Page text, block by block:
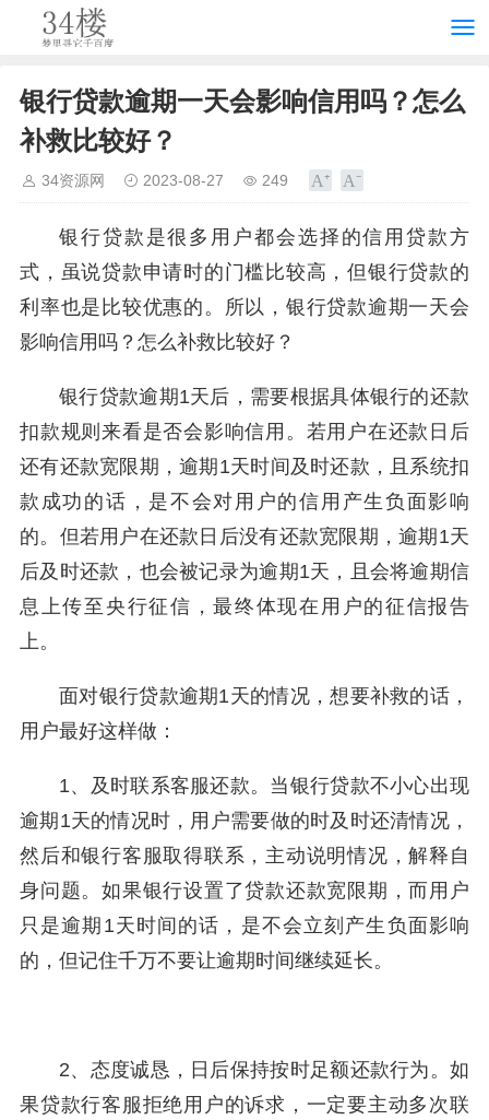
银行贷款逾期一天会影响信用吗？怎么
补救比较好？
34资源网 2023-08-27 249
银行贷款是很多用户都会选择的信用贷款方
式，虽说贷款申请时的门槛比较高，但银行贷款的
利率也是比较优惠的。所以，银行贷款逾期一天会
影响信用吗？怎么补救比较好？
银行贷款逾期1天后，需要根据具体银行的还款
扣款规则来看是否会影响信用。若用户在还款日后
还有还款宽限期，逾期1天时间及时还款，且系统扣
款成功的话，是不会对用户的信用产生负面影响
的。但若用户在还款日后没有还款宽限期，逾期1天
后及时还款，也会被记录为逾期1天，且会将逾期信
息上传至央行征信，最终体现在用户的征信报告
上。
面对银行贷款逾期1天的情况，想要补救的话，
用户最好这样做：
1、及时联系客服还款。当银行贷款不小心出现
逾期1天的情况时，用户需要做的时及时还清情况，
然后和银行客服取得联系，主动说明情况，解释自
身问题。如果银行设置了贷款还款宽限期，而用户
只是逾期1天时间的话，是不会立刻产生负面影响
的，但记住千万不要让逾期时间继续延长。
2、态度诚恳，日后保持按时足额还款行为。如
果贷款行客服拒绝用户的诉求，一定要主动多次联